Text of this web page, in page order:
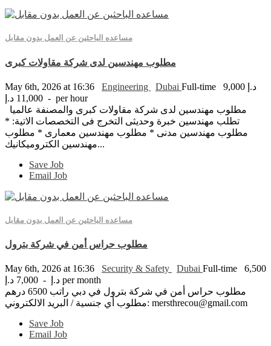
مساعده الباحثين عن العمل بدون مقابل
مطلوب مهندسين لدى شركة مقاولات كبرى
May 6th, 2026 at 16:36 Engineering Dubai Full-time
9,000 د.إ
- 11,000 د.إ per hour
تطلب مهندسين خبرة وحديثى التخرج فى التخصصات الاتية: *
مطلوب مهندسين مدنى * مطلوب مهندسين معمارى * مطلوب
مهندسين الكتروميكانيك...
Save Job
Email Job
مساعده الباحثين عن العمل بدون مقابل
مطلوب حراس أمن في شركة بترول
May 6th, 2026 at 16:36 Security & Safety Dubai Full-time
6,500
د.إ - 7,000 د.إ per month
مطلوب حراس أمن في شركة بترول في دبي راتب 6500 درهم
مطلوب أي جنسية / البريد الالكتروني: mersthrecou@gmail.com
Save Job
Email Job